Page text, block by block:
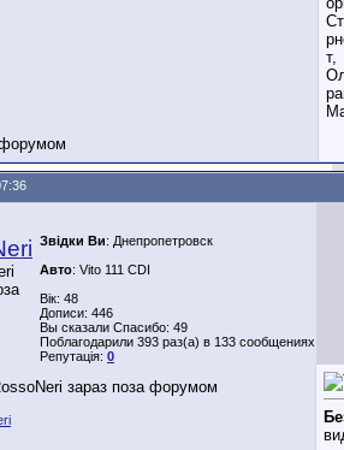
т,
Звідки Ви: Днепропетровск
Авто: Vito 111 CDI
Вік: 48
Дописи: 446
Вы сказали Спасибо: 49
Поблагодарили 393 раз(а) в 133 сообщениях
Репутація: 0